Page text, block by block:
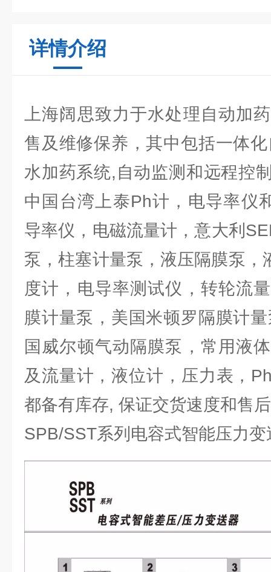
详情介绍
上海阔思致力于水处理自动加
售及维修保养，其中包括一体
水加药系统,自动监测和远程控
中国台湾上泰Ph计，电导率仪
导率仪，电磁流量计，意大利
泵，柱塞计量泵，液压隔膜泵，
度计，电导率测试仪，转轮流
膜计量泵，美国米顿罗隔膜计
国威尔顿气动隔膜泵，常用液
及流量计，液位计，压力表，
都备有库存, 保证交货速度和售
SPB/SST系列电容式智能压力变